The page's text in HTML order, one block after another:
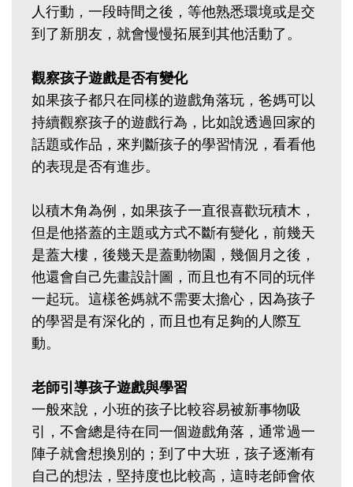
人行動，一段時間之後，等他熟悉環境或是交
到了新朋友，就會慢慢拓展到其他活動了。
觀察孩子遊戲是否有變化
如果孩子都只在同樣的遊戲角落玩，爸媽可以
持續觀察孩子的遊戲行為，比如說透過回家的
話題或作品，來判斷孩子的學習情況，看看他
的表現是否有進步。
以積木角為例，如果孩子一直很喜歡玩積木，
但是他搭蓋的主題或方式不斷有變化，前幾天
是蓋大樓，後幾天是蓋動物園，幾個月之後，
他還會自己先畫設計圖，而且也有不同的玩伴
一起玩。這樣爸媽就不需要太擔心，因為孩子
的學習是有深化的，而且也有足夠的人際互
動。
老師引導孩子遊戲與學習
一般來說，小班的孩子比較容易被新事物吸
引，不會總是待在同一個遊戲角落，通常過一
陣子就會想換別的；到了中大班，孩子逐漸有
自己的想法，堅持度也比較高，這時老師會依